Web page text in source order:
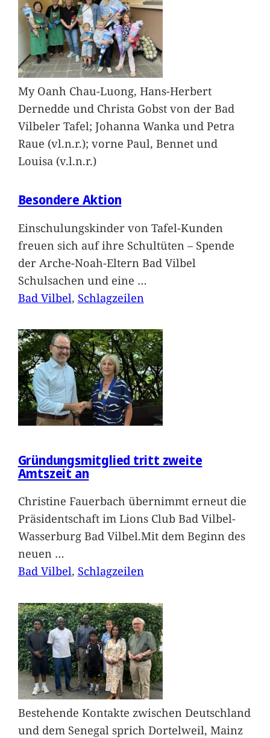
My Oanh Chau-Luong, Hans-Herbert
Dernedde und Christa Gobst von der Bad
Vilbeler Tafel; Johanna Wanka und Petra
Raue (vl.n.r.); vorne Paul, Bennet und
Louisa (v.l.n.r.)
Besondere Aktion
Einschulungskinder von Tafel-Kunden
freuen sich auf ihre Schultüten – Spende
der Arche-Noah-Eltern Bad Vilbel
Schulsachen und eine …
Bad Vilbel, Schlagzeilen
Gründungsmitglied tritt zweite
Amtszeit an
Christine Fauerbach übernimmt erneut die
Präsidentschaft im Lions Club Bad Vilbel-
Wasserburg Bad Vilbel.Mit dem Beginn des
neuen …
Bad Vilbel, Schlagzeilen
Bestehende Kontakte zwischen Deutschland
und dem Senegal sprich Dortelweil, Mainz